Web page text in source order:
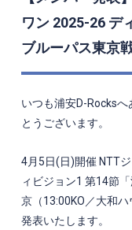
ワン 2025-26 デ
ブルーパス東京
いつも浦安D-Rocksへ
とうございます。
4月5日(日)開催 NTT
ィビジョン1 第14節
京（13:00KO／大和ハ
発表いたします。